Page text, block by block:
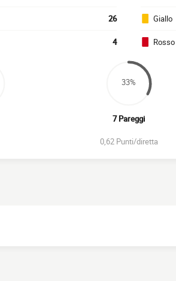
26
4
Giallo
Rosso
33%
7 Pareggi
0,62 Punti/diretta